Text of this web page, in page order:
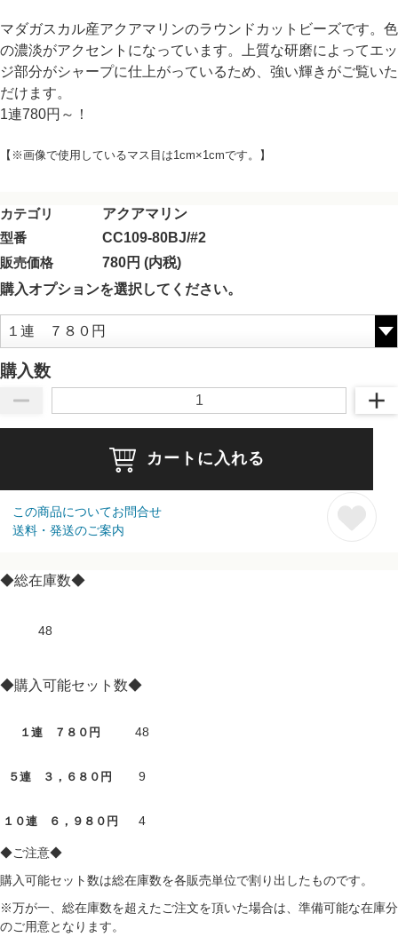
マダガスカル産アクアマリンのラウンドカットビーズです。色
の濃淡がアクセントになっています。上質な研磨によってエッ
ジ部分がシャープに仕上がっているため、強い輝きがご覧いた
だけます。
1連780円～！
【※画像で使用しているマス目は1cm×1cmです。】
カテゴリ
アクアマリン
型番
CC109-80BJ/#2
販売価格
780円 (内税)
購入オプションを選択してください。
購入数
カートに入れる
この商品についてお問合せ
送料・発送のご案内
◆総在庫数◆
48
◆購入可能セット数◆
１連 ７８０円 48
５連 ３，６８０円 9
１０連 ６，９８０円 4
◆ご注意◆
購入可能セット数は総在庫数を各販売単位で割り出したものです。
※万が一、総在庫数を超えたご注文を頂いた場合は、準備可能な在庫分
のご用意となります。